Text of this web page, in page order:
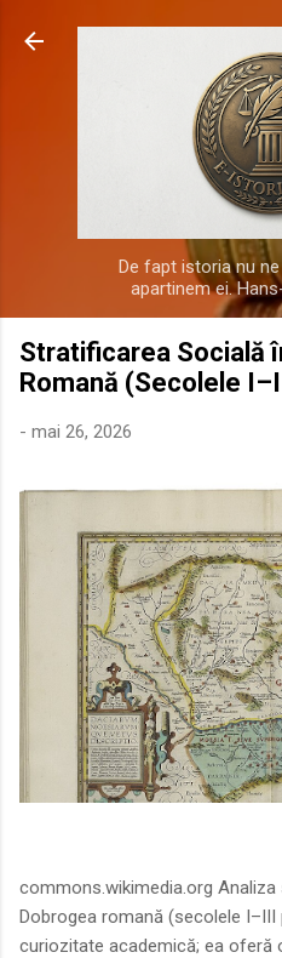
Treceți la
De fapt istoria nu
apartinem ei.
Stratificarea Socială
Romană (Secolele
- mai 26, 2026
Sursa
commons.wikimedia.org
Dobrogea romană (secolele I–III
curiozitate academică; ea oferă